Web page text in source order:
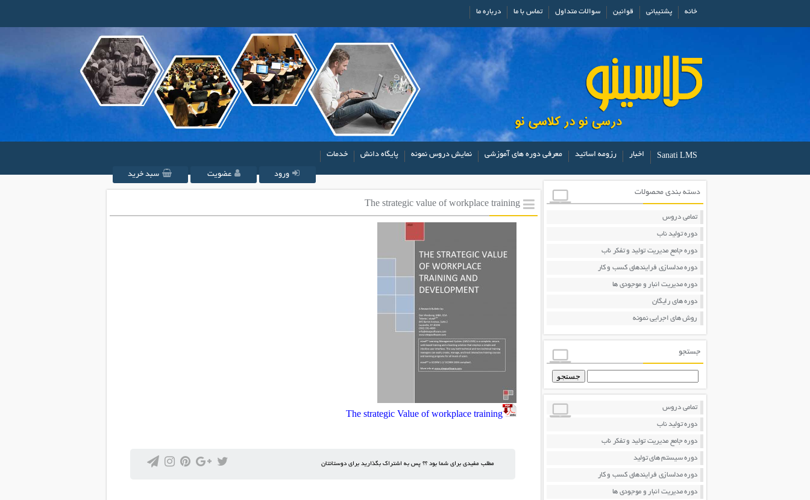
خانه پشتیبانی قوانین سوالات متداول تماس با ما درباره ما
Sanati LMS اخبار رزومه اساتید معرفی دوره های آموزشی نمایش دروس نمونه پایگاه دانش خدمات
ورود عضویت سبد خرید
دسته بندی محصولات
تمامی دروس
دوره تولید ناب
دوره جامع مدیریت تولید و تفکر ناب
دوره مدلسازی فرایندهای کسب و کار
دوره مدیریت انبار و موجودی ها
دوره های رایگان
روش های اجرایی نمونه
جستجو
جستجو
تمامی دروس
دوره تولید ناب
دوره جامع مدیریت تولید و تفکر ناب
دوره سیستم های تولید
دوره مدلسازی فرایندهای کسب و کار
دوره مدیریت انبار و موجودی ها
The strategic value of workplace training
The strategic Value of workplace training
مطلب مفیدی برای شما بود ؟؟ پس به اشتراک بگذارید برای دوستانتان